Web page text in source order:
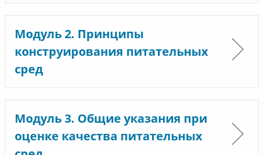
Модуль 2. Принципы
конструирования питательных
сред
Модуль 3. Общие указания при
оценке качества питательных